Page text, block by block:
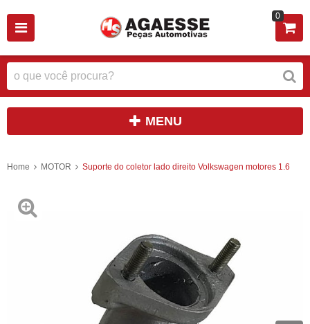
0
MENU
Home MOTOR Suporte do coletor lado direito Volkswagen motores 1.6